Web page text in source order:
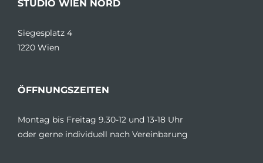
STUDIO WIEN NORD
Siegesplatz 4
1220 Wien
ÖFFNUNGSZEITEN
Montag bis Freitag 9.30-12 und 13-18 Uhr
oder gerne individuell nach Vereinbarung